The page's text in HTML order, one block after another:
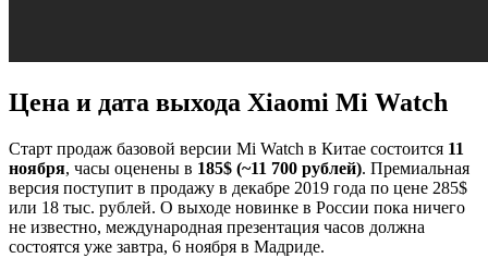
Цена и дата выхода Xiaomi Mi Watch
Старт продаж базовой версии Mi Watch в Китае состоится 11
ноября, часы оценены в 185$ (~11 700 рублей). Премиальная
версия поступит в продажу в декабре 2019 года по цене 285$
или 18 тыс. рублей. О выходе новинке в России пока ничего
не известно, международная презентация часов должна
состоятся уже завтра, 6 ноября в Мадриде.